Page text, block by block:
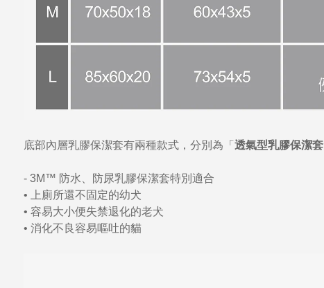
底部內層乳膠保潔套有兩種款式，分別為「 透氣型乳膠保潔套
- 3M™ 防水、防尿乳膠保潔套特別適合
• 上廁所還不固定的幼犬
• 容易大小便失禁退化的老犬
• 消化不良容易嘔吐的貓